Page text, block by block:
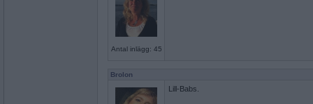
Antal inlägg: 45
Brolon
Lill-Babs.